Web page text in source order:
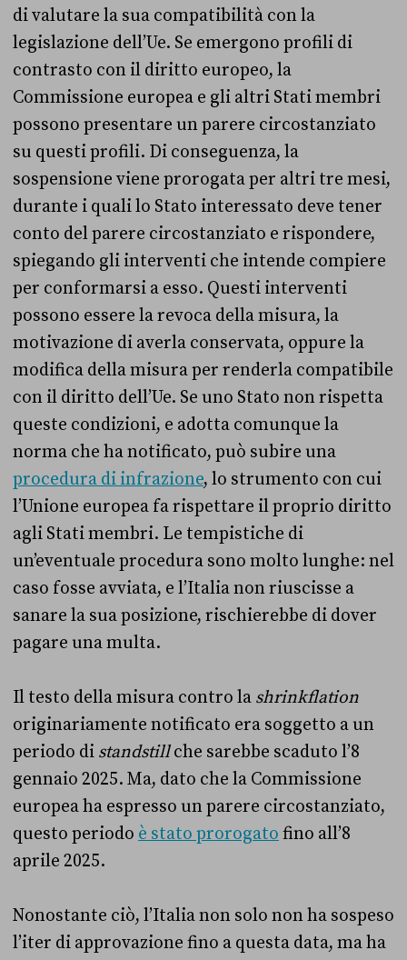
di valutare la sua compatibilità con la
legislazione dell’Ue. Se emergono profili di
contrasto con il diritto europeo, la
Commissione europea e gli altri Stati membri
possono presentare un parere circostanziato
su questi profili. Di conseguenza, la
sospensione viene prorogata per altri tre mesi,
durante i quali lo Stato interessato deve tener
conto del parere circostanziato e rispondere,
spiegando gli interventi che intende compiere
per conformarsi a esso. Questi interventi
possono essere la revoca della misura, la
motivazione di averla conservata, oppure la
modifica della misura per renderla compatibile
con il diritto dell’Ue. Se uno Stato non rispetta
queste condizioni, e adotta comunque la
norma che ha notificato, può subire una
procedura di infrazione, lo strumento con cui
l’Unione europea fa rispettare il proprio diritto
agli Stati membri. Le tempistiche di
un’eventuale procedura sono molto lunghe: nel
caso fosse avviata, e l’Italia non riuscisse a
sanare la sua posizione, rischierebbe di dover
pagare una multa.
Il testo della misura contro la shrinkflation
originariamente notificato era soggetto a un
periodo di standstillche sarebbe scaduto l’8
gennaio 2025. Ma, dato che la Commissione
europea ha espresso un parere circostanziato,
questo periodo è stato prorogato fino all’8
aprile 2025.
Nonostante ciò, l’Italia non solo non ha sospeso
l’iter di approvazione fino a questa data, ma ha